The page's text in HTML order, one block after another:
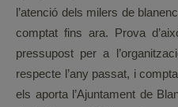
l’atenció dels milers de
comptat fins ara. Prova
pressupost per a
respecte l’any passat, i
els aporta l’Ajuntament de